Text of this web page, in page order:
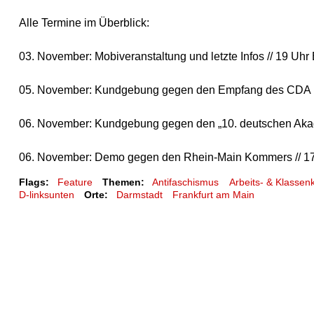
Alle Termine im Überblick:
03. November: Mobiveranstaltung und letzte Infos // 19 Uhr
05. November: Kundgebung gegen den Empfang des
06. November: Kundgebung gegen den „10. deutschen
06. November: Demo gegen den Rhein-Main Kommers //
Flags: Feature Themen: Antifaschismus
Arbeits- &
D-linksunten
Orte: Darmstadt Frankfurt am Main